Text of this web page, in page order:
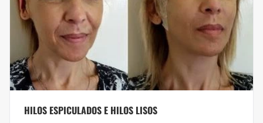
HILOS ESPICULADOS E HILOS LISOS